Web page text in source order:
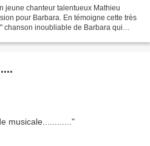
jeune chanteur talentueux Mathieu
pour Barbara. En témoigne cette très
chanson inoubliable de Barbara qui